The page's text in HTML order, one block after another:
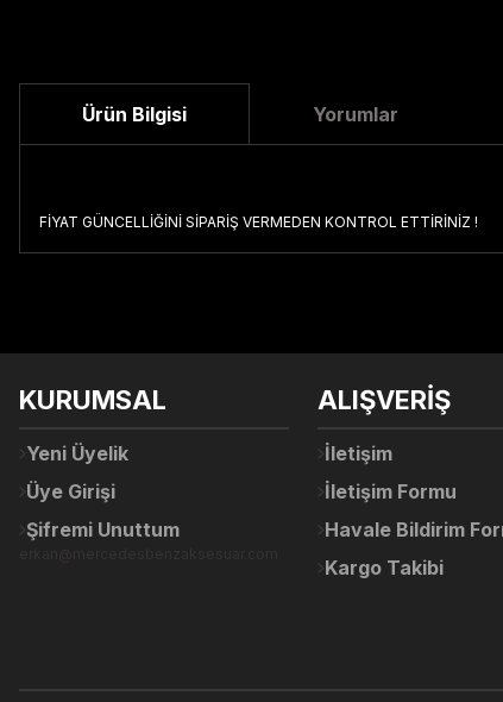
Ürün Bilgisi Yorumlar
FİYAT GÜNCELLİĞİNİ SİPARİŞ VERMEDEN KONTROL ETTİRİNİZ !
Ürün açıklamasında eksik bilgiler bulunuyor.
Bu ürüne benzer farklı alternatifler olmalı.
KURUMSAL
Yeni Üyelik
Üye Girişi
Şifremi Unuttum
ALIŞVERİŞ
İletişim
İletişim Formu
Havale Bildirim
Kargo Takibi